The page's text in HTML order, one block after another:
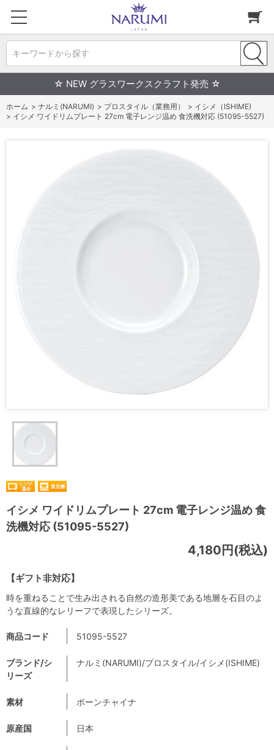
キーワードから探す
☆ NEW グラスワークスクラフト発売 ☆
ホーム > ナルミ(NARUMI) > プロスタイル（業務用） > イシメ（ISHIME)
> イシメ ワイドリムプレート 27cm 電子レンジ温め 食洗機対応 (51095-5527)
イシメ ワイドリムプレート 27cm 電子レンジ温め 食
洗機対応 (51095-5527)
【ギフト非対応】
4,180円(税込)
商品コード 51095-5527
ブランド/シ
リーズ
ナルミ(NARUMI)/プロスタイル/イシメ(ISHIME)
素材 ボーンチャイナ
原産国 日本
時を重ねることで生み出される自然の造形美である地層を石目のよ
うな直線的なレリーフで表現したシリーズ。